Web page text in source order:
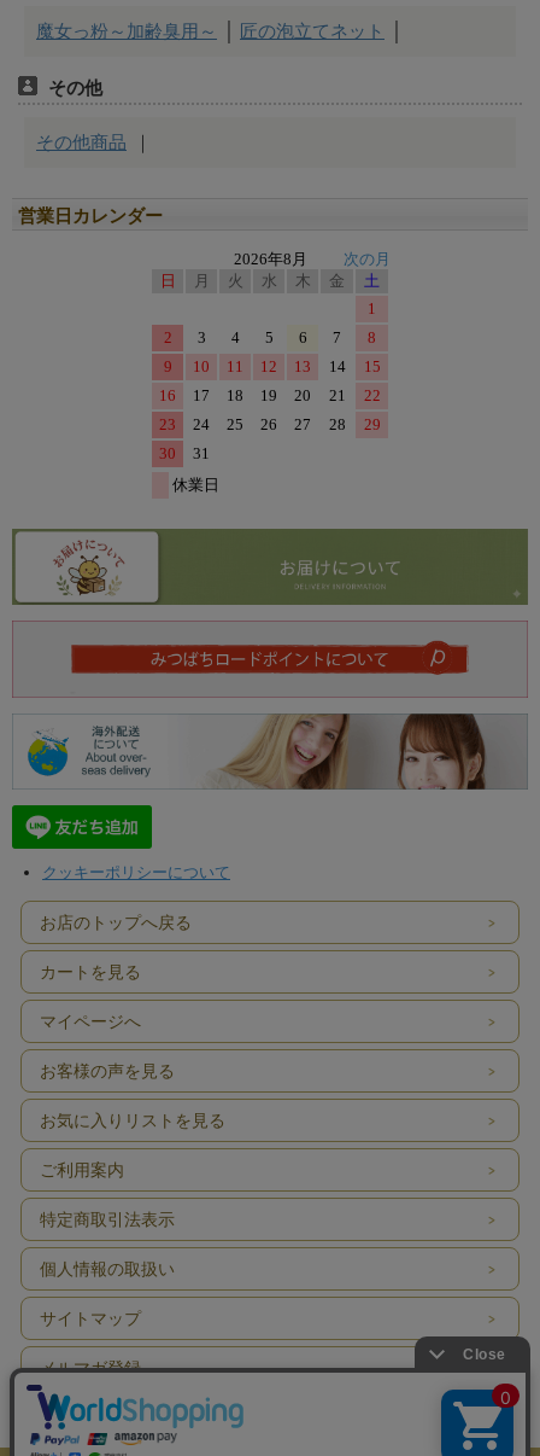
営業日カレンダー
クッキーポリシーについて
お店のトップへ戻る
カートを見る
マイページへ
お客様の声を見る
お気に入りリストを見る
ご利用案内
特定商取引法表示
個人情報の取扱い
サイトマップ
メルマガ登録
お問い合わせ